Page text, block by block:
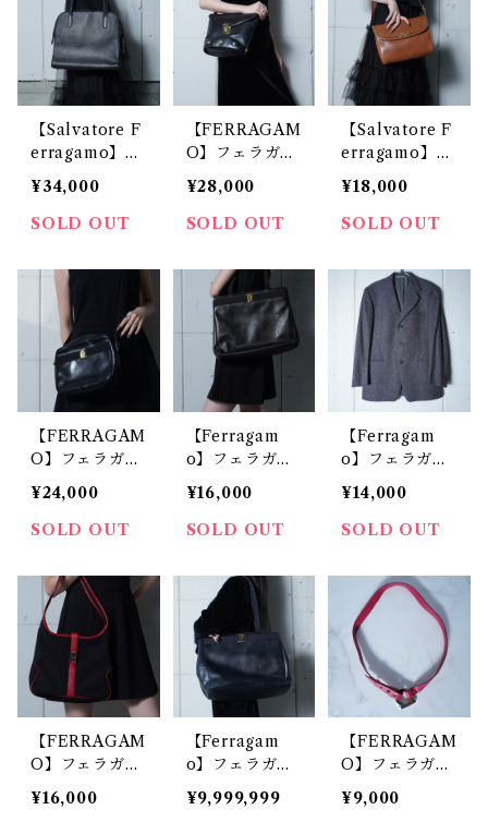
【Salvatore F
erragamo】サ
ルバトーレフェ
ラガモ レザー
ハンドバッグ b
¥34,000
SOLD OUT
【FERRAGAM
O】フェラガモ
"金金具装飾”レ
ザーショルダー
バッグ black
¥28,000
SOLD OUT
【Salvatore F
erragamo】サ
ルバトーレフェ
ラガモ "ゴール
ドロゴ”レザー
グ brown
¥18,000
SOLD OUT
【FERRAGAM
O】フェラガモ
"VARA" ゴール
ドロゴショルダ
ーバッグ blac
¥24,000
SOLD OUT
【Ferragam
o】フェラガモ
ロゴ入 ヴァラ
レザートートバ
ッグ black
¥16,000
SOLD OUT
【Ferragam
o】フェラガモ
"カシミヤ混" イ
タリア製 ジャ
ズネップ wool
y
¥14,000
SOLD OUT
【FERRAGAM
O】フェラガモ
”ロゴ入” レザ
ー切り替えトー
¥16,000
【Ferragam
o】フェラガモ
ロゴ入 ヴァラ
レザートートバ
¥9,999,999
【FERRAGAM
O】フェラガモ
”ゴールドロゴ
チャーム”レザ
¥9,000